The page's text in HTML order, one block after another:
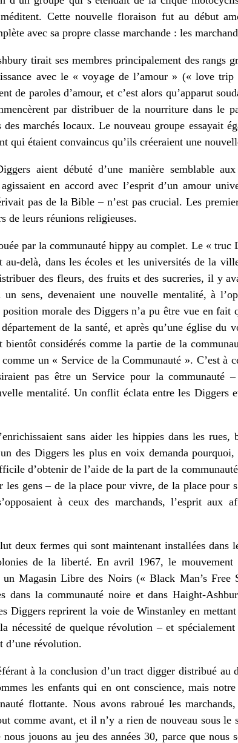
Cette nouvelle floraison fut au début
avec sa propre classe marchande : les
tirait ses membres principalement des rangs
avec le « voyage de l’amour » (« love
de paroles d’amour, et c’est alors qu’apparut
par distribuer de la nourriture dans le
marchés locaux. Le nouveau groupe essayait
qui étaient convaincus qu’ils créeraient une
aient débuté d’une manière semblable
en accord avec l’esprit d’un amour
pas de la Bible – n’est pas crucial. Les
de leurs réunions religieuses.
par la communauté hippy au complet. Le « truc
au-delà, dans les écoles et les universités de la
des fleurs, des fruits et des sucreries, il y
sens, devenaient une nouvelle mentalité, à
morale des Diggers n’a pu être vue en fait
de la santé, et après qu’une église du
bientôt considérés comme la partie de la
un « Service de la Communauté ». C’est à
pas être un Service pour la communauté
mentalité. Un conflit éclata entre les Diggers
sans aider les hippies dans les rues,
des Diggers les plus en voix demanda pourquoi,
d’obtenir de l’aide de la part de la
gens – de la place pour vivre, de la place pour
à ceux des marchands, l’esprit aux
deux fermes qui sont maintenant installées dans
de la liberté. En avril 1967, le mouvement
Magasin Libre des Noirs (« Black Man’s Free
dans la communauté noire et dans Haight-
Diggers reprirent la voie de Winstanley en
nécessité de quelque révolution – et
d’une révolution.
à la conclusion d’un tract digger distribué au
les enfants qui en ont conscience, mais notre
flottante. Nous avons rabroué les
comme avant, et il n’y a rien de nouveau sous
jouons au jeu des années 30, parce que nous